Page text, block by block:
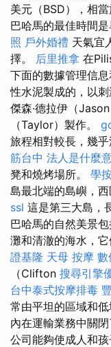
美元（BSD），相
巴哈馬的最佳時間
照 戶外婚禮 天氣宜
擇。 后里推拿 在
下面的數據管理信
性水泥製成的，以刺
傑森·德拉伊（Jason
（Taylor）製作。
旅程相對較長，幾
筋台中 法人是什麼
凳和燒烤場所。 學
島最北端的島嶼，
ssl 這是第三大島，
巴哈馬的自然美景
灘和清澈的海水，
證基隆 天母 按摩 數
（Clifton 搜尋引擎
台中泰式按摩排毒
常由平坦的區域和
內在運輸業務中關
公司能夠使成人和